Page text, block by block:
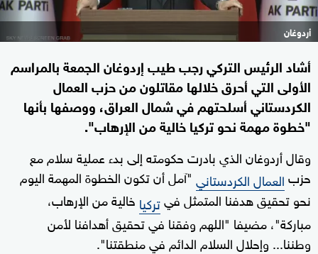
أردوغان
أشاد الرئيس التركي رجب طيب إردوغان الجمعة بالمراسم
الأولى التي أحرق خلالها مقاتلون من حزب العمال
الكردستاني أسلحتهم في شمال العراق، ووصفها بأنها
"خطوة مهمة نحو تركيا خالية من الإرهاب".
وقال أردوغان الذي بادرت حكومته إلى بدء عملية سلام مع
حزبالعمال الكردستاني "آمل أن تكون الخطوة المهمة اليوم
نحو تحقيق هدفنا المتمثل فيتركيا خالية من الإرهاب،
مباركة"، مضيفا "اللهم وفقنا في تحقيق أهدافنا لأمن
وطننا... وإحلال السلام الدائم في منطقتنا".